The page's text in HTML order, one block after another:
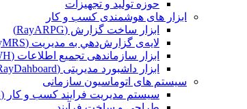
حوزه تولید و تجهیزات
ابزار های هوشمندی کسب و کار
ابزار ساخت گزارش (RayARPG)
لایه‌ی گزارش‌دهي به مديريت (RayMRS)
ابزار سازماندهی تجمیع اطلاعات (RayDWH)
ابزار داشبورد مدیریتی (RayDahboard)
سیستم های اتوماسیون سازمانی
سیستم مدیریت فرایند کسب و کار (BPMS)